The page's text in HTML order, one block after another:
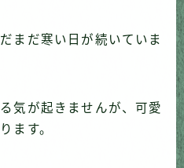
まだ寒い日が続いていま
気が起きませんが、可愛
ます。